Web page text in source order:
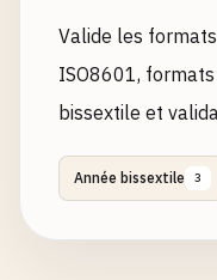
Valide les
ISO8601,
bissextile et
Année bissextile 3